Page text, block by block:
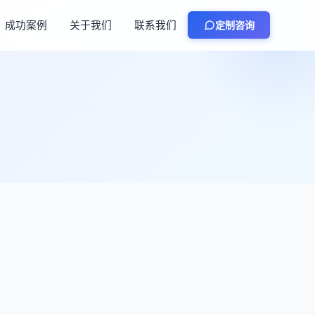
成功案例 关于我们 联系我们 定制咨询